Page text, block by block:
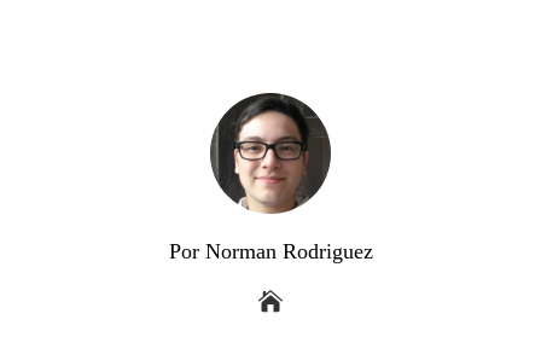
Por Norman Rodriguez